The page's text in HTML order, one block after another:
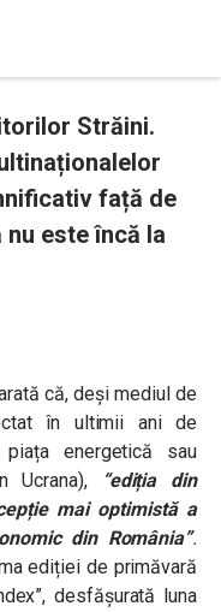
Străini.
față de
este încă la
că, deși mediul de
în ultimii ani de
energetică sau
Ucrana),
“ediția din
mai optimistă a
din România”.
ediției de primăvară
desfășurată luna